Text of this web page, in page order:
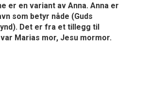
er en variant av Anna. Anna er
som betyr nåde (Guds
Det er fra et tillegg til
Marias mor, Jesu mormor.